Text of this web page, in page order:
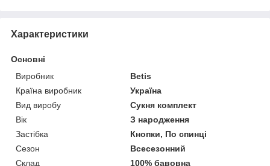
Характеристики
Основні
Виробник
Betis
Країна виробник
Україна
Вид виробу
Сукня комплект
Вік
З народження
Застібка
Кнопки, По спинці
Сезон
Всесезонний
Склад
100% бавовна